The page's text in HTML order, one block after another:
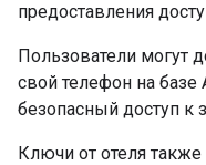
предоставления
Пользователи могут
свой телефон на базе
безопасный доступ к
Ключи от отеля